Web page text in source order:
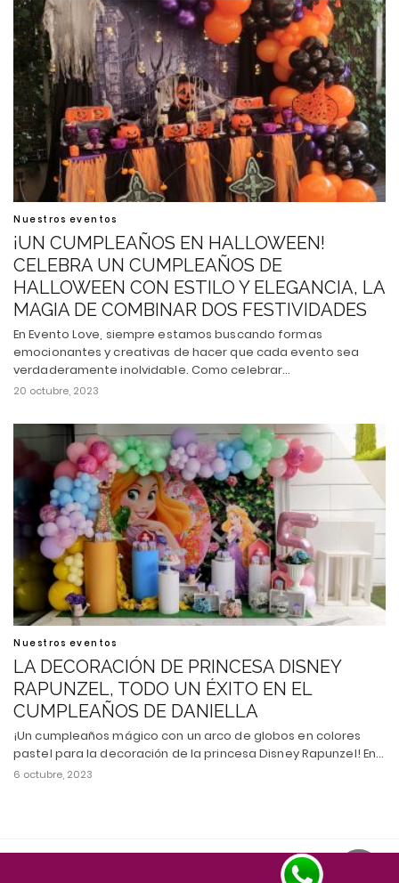
Nuestros eventos
¡UN CUMPLEAÑOS EN HALLOWEEN!
CELEBRA UN CUMPLEAÑOS DE
HALLOWEEN CON ESTILO Y ELEGANCIA, LA
MAGIA DE COMBINAR DOS FESTIVIDADES
En Evento Love, siempre estamos buscando formas
emocionantes y creativas de hacer que cada evento sea
verdaderamente inolvidable. Como celebrar…
20 octubre, 2023
Nuestros eventos
LA DECORACIÓN DE PRINCESA DISNEY
RAPUNZEL, TODO UN ÉXITO EN EL
CUMPLEAÑOS DE DANIELLA
¡Un cumpleaños mágico con un arco de globos en colores
pastel para la decoración de la princesa Disney Rapunzel! En…
6 octubre, 2023
Ver versión escritorio